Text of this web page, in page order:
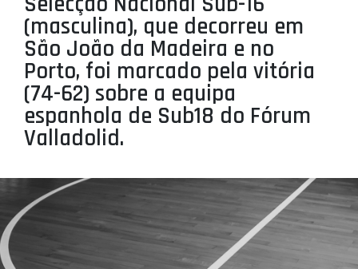
PROJETOS
LIGA BETCLIC MASCULINA
LIGA BETCLIC FEMININA
(masculina), que decorreu em
São João da Madeira e no
Porto, foi marcado pela vitória
(74-62) sobre a equipa
espanhola de Sub18 do Fórum
Valladolid.